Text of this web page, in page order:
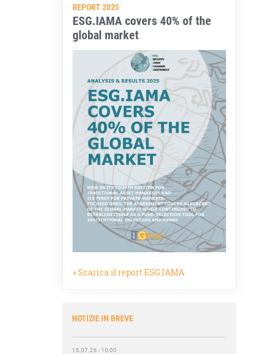
REPORT 2025
ESG.IAMA covers 40% of the
global market
» Scarica il report ESG.IAMA
NOTIZIE IN BREVE
16.07.26 - 13:47
Romanelli (Fivers): «Nel post Omnibus
più responsabilità per gli
amministratori»
16.07.26 - 10:30
Fasani (Open-es):«Così le filiere aiutano
a collegare competitività e transizione»
15.07.26 - 10:00
Astm, primo Green Finance Framework